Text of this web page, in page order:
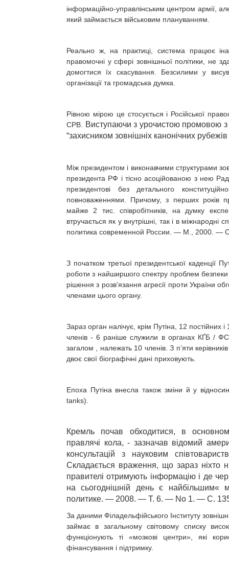
інформаційно-управлінським центром армії,
який займається військовим плануванням.
Реально ж, на практиці, система працює
правомочні у сфері зовнішньої політики, не
домогтися їх скасування. Безсилими у
організації та громадська думка.
Рівною мірою це стосується і Російської
СРВ.
Виступаючи з урочистою промовою з
“захисником зовнішніх канонічних
Між президентом і виконавчими структурами
президента РФ і тісно асоційованою з нею
президентові без детального
повноваженнями. Причому, з перших років
майже 2 тис. співробітників, на думку
втручається як у внутрішні, так і в
политика современной России. — М., 2000. —
З початком третьої президентської каденції
роботи з найширшого спектру проблем
рішення з розв'язання агресії проти України
членами цього органу.
Зараз орган налічує, крім Путіна, 12
членів - 6 раніше служили в органах КҐБ /
загалом , належать 10 членів. З п’яти
двоє свої біографічні дані приховують.
Епоха Путіна внесла також зміни й у
tanks).
Кремль почав обходитися, в
правлячі кола, - зазначав відомий
консультацій з науковим
Складається враження, що зараз ніхто
правителі отримують інформацію і де
на сьогоднішній день є найбільшим«
политике. — 2008. — Т. 6. — No 1. — С.
За даними Філадельфійського Інституту
займає в загальному світовому списку
функціонують ті «мозкові центри», які
фінансування і підтримку.